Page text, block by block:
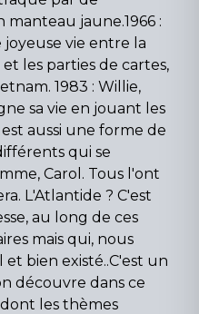
manteau jaune.1966 :
vie entre la
les parties de cartes,
1983 : Willie,
sa vie en jouant les
aussi une forme de
qui se
Carol. Tous l'ont
L'Atlantide ? C'est
au long de ces
mais qui, nous
bien existé..C'est un
découvre dans ce
les thèmes